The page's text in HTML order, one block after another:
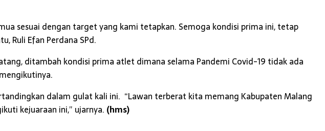
sesuai dengan target yang kami tetapkan. Semoga kondisi prima ini, tetap
Ruli Efan Perdana SPd.
ditambah kondisi prima atlet dimana selama Pandemi Covid-19 tidak ada
dalam gulat kali ini. “Lawan terberat kita memang Kabupaten Malang
kejuaraan ini,” ujarnya. (hms)